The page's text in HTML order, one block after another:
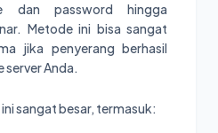
dan password hingga
Metode ini bisa sangat
jika penyerang berhasil
server Anda.
sangat besar, termasuk: